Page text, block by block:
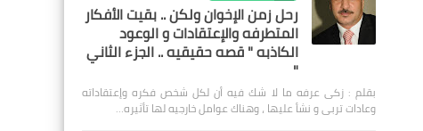
رحل زمن الإخوان ولكن .. بقيت الأفكار
المتطرفه والإعتقادات و الوعود
الكاذبه " قصه حقيقيه .. الجزء الثاني
"
بقلم : زكى عرفه ‎ما لا شك فيه أن لكل شخص فكره وإعتقاداته
وعادات تربى و نشأ عليها ، وهناك عوامل خارجيه لها تأثيره…